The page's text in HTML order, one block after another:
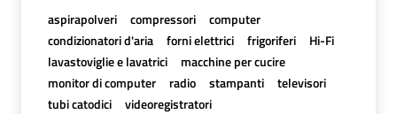
aspirapolveri compressori
computer
condizionatori d'aria
forni elettrici frigoriferi
Hi-Fi
lavastoviglie e lavatrici
macchine per cucire
monitor di computer
radio stampanti
televisori
tubi catodici
videoregistratori